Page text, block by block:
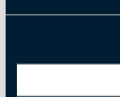
Tandis que la
taux, entreprises et
commune : la